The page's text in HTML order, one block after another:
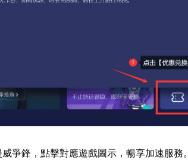
爭鋒，點擊對應遊戲圖示，暢享加速服務。